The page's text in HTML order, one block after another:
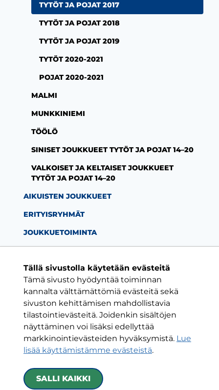
Tällä sivustolla käytetään evästeitä
Tämä sivusto hyödyntää toiminnan
kannalta välttämättömiä evästeitä sekä
sivuston kehittämisen mahdollistavia
tilastointievästeitä. Joidenkin sisältöjen
näyttäminen voi lisäksi edellyttää
markkinointievästeiden hyväksymistä. Lue
lisää käyttämistämme evästeistä.​​​​​​​
SALLI KAIKKI
TYTÖT JA POJAT 2017
TYTÖT JA POJAT 2018
TYTÖT JA POJAT 2019
TYTÖT 2020-2021
POJAT 2020-2021
MALMI
MUNKKINIEMI
TÖÖLÖ
SINISET JOUKKUEET TYTÖT JA POJAT 14–20
VALKOISET JA KELTAISET JOUKKUEET
TYTÖT JA POJAT 14–20
AIKUISTEN JOUKKUEET
ERITYISRYHMÄT
JOUKKUETOIMINTA
Facebook-sivu
Twitter-sivu
Instagram-
ON VAIN YKSI KLUBI
HJK RY
00250 Helsinki